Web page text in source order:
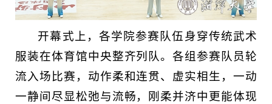
开幕式上，各学院参赛队伍身穿传统武术
服装在体育馆中央整齐列队。各组参赛队员轮
流入场比赛，动作柔和连贯、虚实相生，一动
一静间尽显松弛与流畅，刚柔并济中更能体现